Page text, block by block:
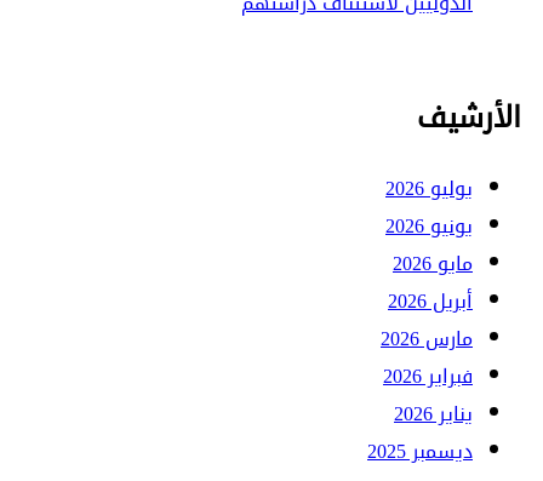
الأرشيف
يوليو 2026
يونيو 2026
مايو 2026
أبريل 2026
مارس 2026
فبراير 2026
يناير 2026
ديسمبر 2025